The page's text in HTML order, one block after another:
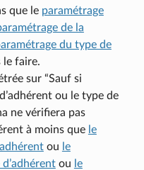
que le paramétrage
de la
du type de
le faire.
sur “Sauf si
ou le type de
ne vérifiera pas
à moins que le
ou le
ou le